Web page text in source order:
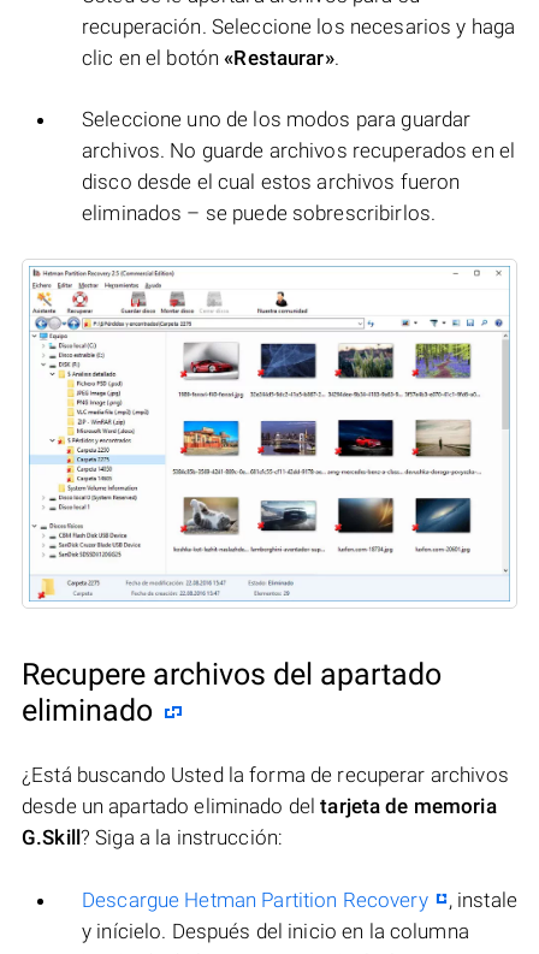
recuperación. Seleccione los necesarios y haga
clic en el botón«Restaurar».
Seleccione uno de los modos para guardar
archivos. No guarde archivos recuperados en el
disco desde el cual estos archivos fueron
eliminados – se puede sobrescribirlos.
Recupere archivos del apartado
eliminado
¿Está buscando Usted la forma de recuperar archivos
desde un apartado eliminado deltarjeta de memoria
G.Skill? Siga a la instrucción:
Descargue Hetman Partition Recovery
, instale
y inícielo. Después del inicio en la columna